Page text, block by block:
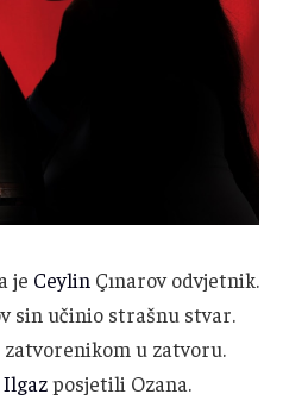
je Ceylin Çınarov odvjetnik.
sin učinio strašnu stvar.
zatvorenikom u zatvoru.
Ilgazposjetili Ozana.